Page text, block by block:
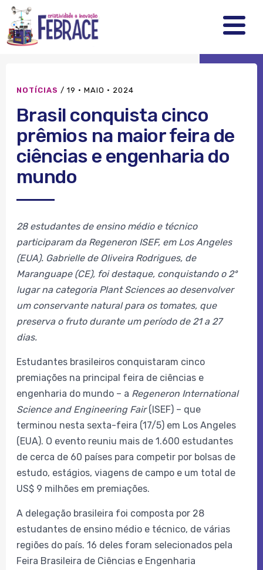
FEBRRACE
.
.
.
NOTÍCIAS / 19 · MAIO · 2024
Brasil conquista cinco
prêmios na maior feira de
ciências e engenharia do
mundo
28 estudantes de ensino médio e técnico
participaram da Regeneron ISEF, em Los Angeles
(EUA). Gabrielle de Oliveira Rodrigues, de
Maranguape (CE), foi destaque, conquistando o 2º
lugar na categoria Plant Sciences ao desenvolver
um conservante natural para os tomates, que
preserva o fruto durante um período de 21 a 27
dias.
Estudantes brasileiros conquistaram cinco
premiações na principal feira de ciências e
engenharia do mundo – a Regeneron International
Science and Engineering Fair(ISEF) – que
terminou nesta sexta-feira (17/5) em Los Angeles
(EUA). O evento reuniu mais de 1.600 estudantes
de cerca de 60 países para competir por bolsas de
estudo, estágios, viagens de campo e um total de
US$ 9 milhões em premiações.
A delegação brasileira foi composta por 28
estudantes de ensino médio e técnico, de várias
regiões do país. 16 deles foram selecionados pela
Feira Brasileira de Ciências e Engenharia